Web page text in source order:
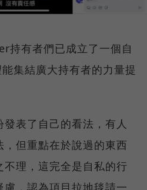
持有者們已成立了一個自
集結廣大持有者的力量提
表了自己的看法，有人
但重點在於說過的東西
理，這完全是自私的行